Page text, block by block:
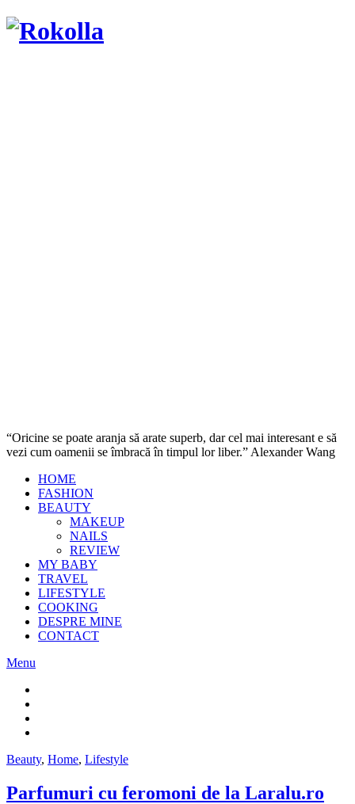
“Oricine se poate aranja să arate superb, dar cel mai interesant e să
vezi cum oamenii se îmbracă în timpul lor liber.” Alexander Wang
HOME
FASHION
BEAUTY
MAKEUP
NAILS
REVIEW
MY BABY
TRAVEL
LIFESTYLE
COOKING
DESPRE MINE
CONTACT
Menu
Beauty, Home, Lifestyle
Parfumuri cu feromoni de la Laralu.ro